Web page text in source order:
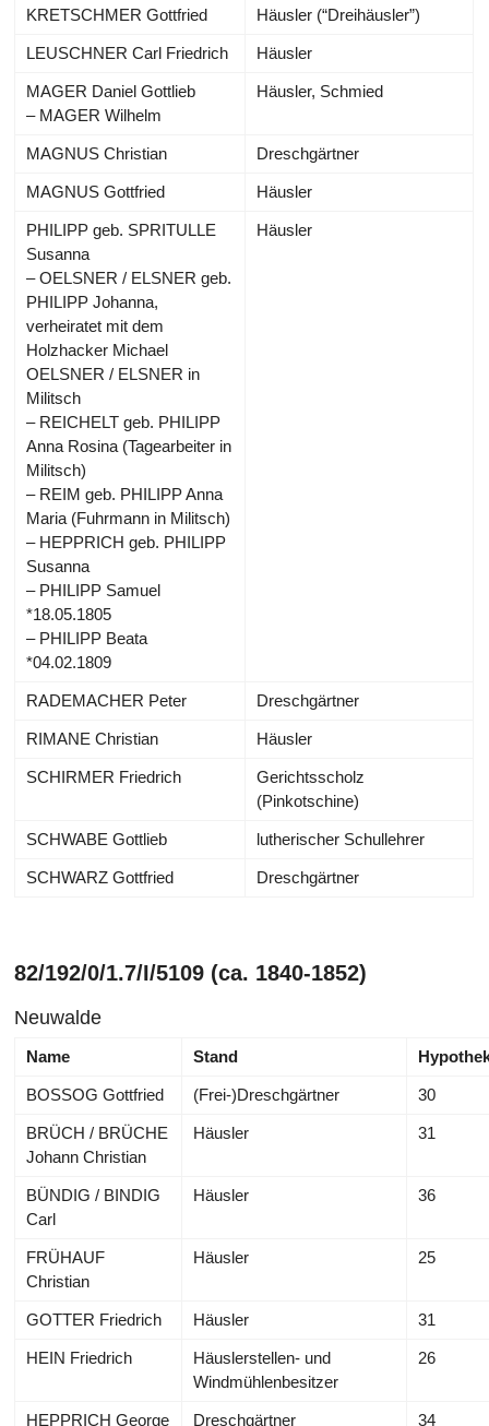
KRETSCHMER Gottfried Häusler (“Dreihäusler”)
LEUSCHNER Carl Friedrich Häusler
MAGER Daniel Gottlieb
– MAGER Wilhelm
Häusler, Schmied
MAGNUS Christian Dreschgärtner
MAGNUS Gottfried Häusler
PHILIPP geb. SPRITULLE
Susanna
– OELSNER / ELSNER geb.
PHILIPP Johanna,
verheiratet mit dem
Holzhacker Michael
OELSNER / ELSNER in
Militsch
– REICHELT geb. PHILIPP
Anna Rosina (Tagearbeiter in
Militsch)
– REIM geb. PHILIPP Anna
Maria (Fuhrmann in Militsch)
– HEPPRICH geb. PHILIPP
Susanna
– PHILIPP Samuel
*18.05.1805
– PHILIPP Beata
*04.02.1809
Häusler
RADEMACHER Peter Dreschgärtner
RIMANE Christian Häusler
SCHIRMER Friedrich
Gerichtsscholz
(Pinkotschine)
SCHWABE Gottlieb lutherischer Schullehrer
SCHWARZ Gottfried Dreschgärtner
82/192/0/1.7/I/5109 (ca. 1840-1852)
Neuwalde
Name Stand
BOSSOG Gottfried (Frei-)Dreschgärtner 30
BRÜCH / BRÜCHE
Johann Christian
Häusler 31
BÜNDIG / BINDIG
Carl
Häusler 36
FRÜHAUF
Christian
Häusler 25
GOTTER Friedrich Häusler 31
HEIN Friedrich
Häuslerstellen- und
Windmühlenbesitzer
26
HEPPRICH George Dreschgärtner 34